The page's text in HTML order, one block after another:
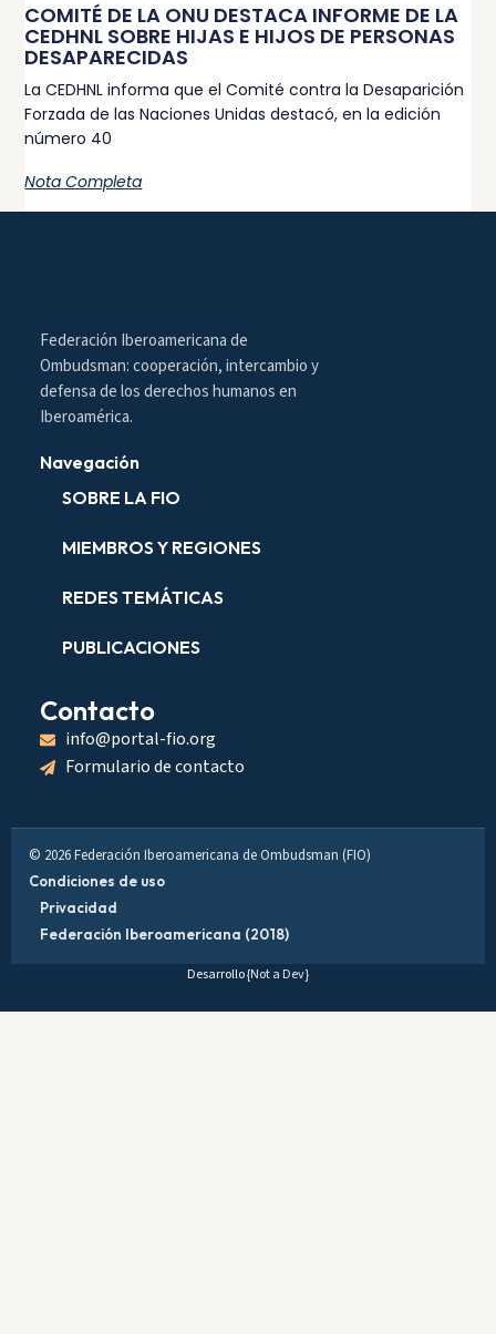
COMITÉ DE LA ONU DESTACA INFORME DE LA
CEDHNL SOBRE HIJAS E HIJOS DE PERSONAS
DESAPARECIDAS
La CEDHNL informa que el Comité contra la Desaparición
Forzada de las Naciones Unidas destacó, en la edición
número 40
Nota Completa
Federación Iberoamericana de
Ombudsman: cooperación, intercambio y
defensa de los derechos humanos en
Iberoamérica.
Navegación
SOBRE LA FIO
MIEMBROS Y REGIONES
REDES TEMÁTICAS
PUBLICACIONES
Contacto
info@portal-fio.org
Formulario de contacto
© 2026 Federación Iberoamericana de Ombudsman (FIO)
Condiciones de uso
Privacidad
Federación Iberoamericana (2018)
Desarrollo{Not a Dev}